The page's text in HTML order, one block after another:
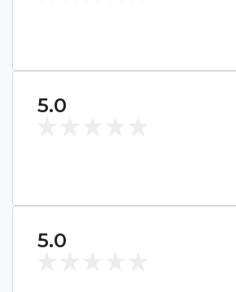
5.0
5.0